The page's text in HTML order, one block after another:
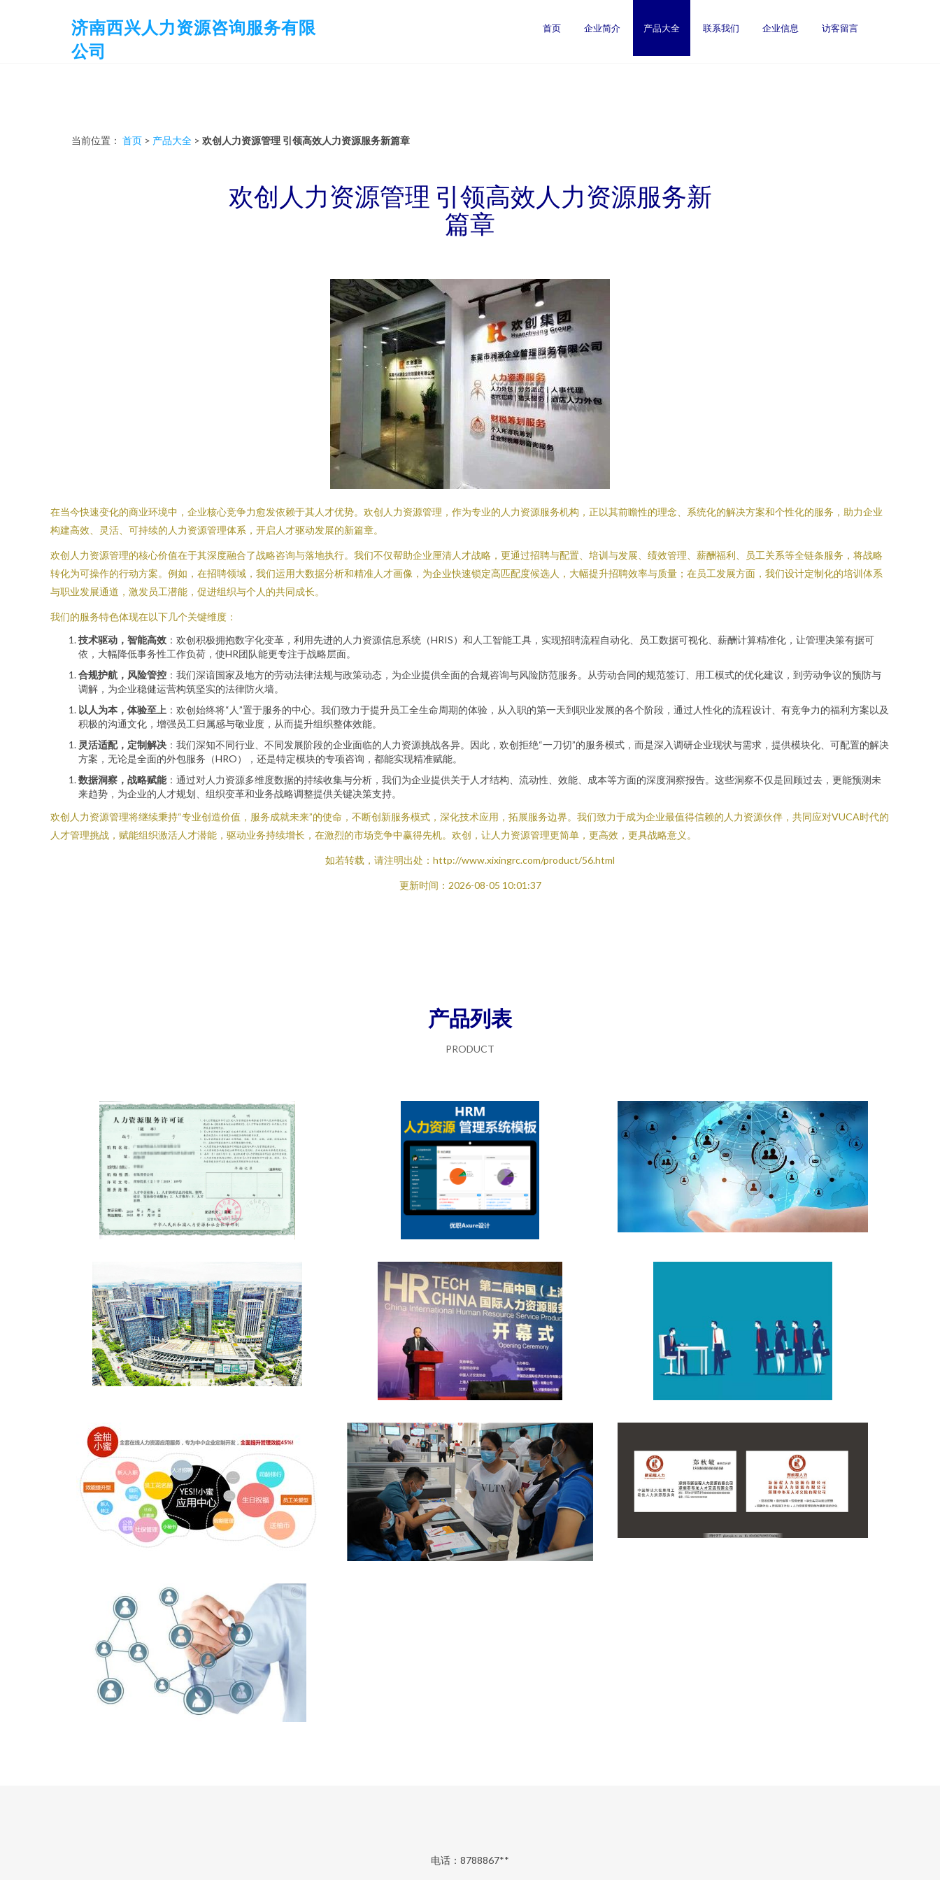
济南西兴人力资源咨询服务有限
公司
首页 企业简介 产品大全 联系我们 企业信息 访客留言
当前位置： 首页 > 产品大全 > 欢创人力资源管理 引领高效人力资源服务新篇章
欢创人力资源管理 引领高效人力资源服务新
篇章
在当今快速变化的商业环境中，企业核心竞争力愈发依赖于其人才优势。欢创人力资源管理，作为专业的人力资源服务机构，正以其前瞻性的理念、系统化的解决方案和个性化的服务，助力企业
构建高效、灵活、可持续的人力资源管理体系，开启人才驱动发展的新篇章。
欢创人力资源管理的核心价值在于其深度融合了战略咨询与落地执行。我们不仅帮助企业厘清人才战略，更通过招聘与配置、培训与发展、绩效管理、薪酬福利、员工关系等全链条服务，将战略
转化为可操作的行动方案。例如，在招聘领域，我们运用大数据分析和精准人才画像，为企业快速锁定高匹配度候选人，大幅提升招聘效率与质量；在员工发展方面，我们设计定制化的培训体系
与职业发展通道，激发员工潜能，促进组织与个人的共同成长。
我们的服务特色体现在以下几个关键维度：
技术驱动，智能高效 ：欢创积极拥抱数字化变革，利用先进的人力资源信息系统（HRIS）和人工智能工具，实现招聘流程自动化、员工数据可视化、薪酬计算精准化，让管理决策有据可
依，大幅降低事务性工作负荷，使HR团队能更专注于战略层面。
合规护航，风险管控 ：我们深谙国家及地方的劳动法律法规与政策动态，为企业提供全面的合规咨询与风险防范服务。从劳动合同的规范签订、用工模式的优化建议，到劳动争议的预防与
调解，为企业稳健运营构筑坚实的法律防火墙。
以人为本，体验至上 ：欢创始终将“人”置于服务的中心。我们致力于提升员工全生命周期的体验，从入职的第一天到职业发展的各个阶段，通过人性化的流程设计、有竞争力的福利方案以及
积极的沟通文化，增强员工归属感与敬业度，从而提升组织整体效能。
灵活适配，定制解决 ：我们深知不同行业、不同发展阶段的企业面临的人力资源挑战各异。因此，欢创拒绝“一刀切”的服务模式，而是深入调研企业现状与需求，提供模块化、可配置的解决
方案，无论是全面的外包服务（HRO），还是特定模块的专项咨询，都能实现精准赋能。
数据洞察，战略赋能：通过对人力资源多维度数据的持续收集与分析，我们为企业提供关于人才结构、流动性、效能、成本等方面的深度洞察报告。这些洞察不仅是回顾过去，更能预测未
来趋势，为企业的人才规划、组织变革和业务战略调整提供关键决策支持。
欢创人力资源管理将继续秉持“专业创造价值，服务成就未来”的使命，不断创新服务模式，深化技术应用，拓展服务边界。我们致力于成为企业最值得信赖的人力资源伙伴，共同应对VUCA时代的
人才管理挑战，赋能组织激活人才潜能，驱动业务持续增长，在激烈的市场竞争中赢得先机。欢创，让人力资源管理更简单，更高效，更具战略意义。
如若转载，请注明出处：http://www.xixingrc.com/product/56.html
更新时间：2026-08-05 10:01:37
产品列表
PRODUCT
电话：8788867**